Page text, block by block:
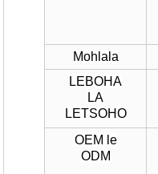
Mohlala
LEBOHA
LA
LETSOHO
OEM le
ODM